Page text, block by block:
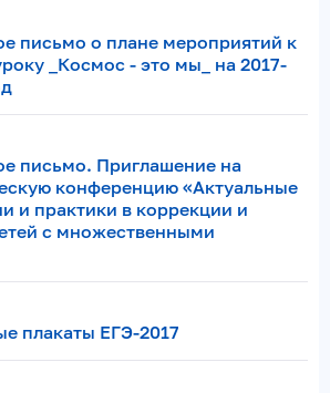
письмо о плане мероприятий к
_Космос - это мы_ на 2017-
письмо. Приглашение на
конференцию «Актуальные
и практики в коррекции и
с множественными
плакаты ЕГЭ-2017